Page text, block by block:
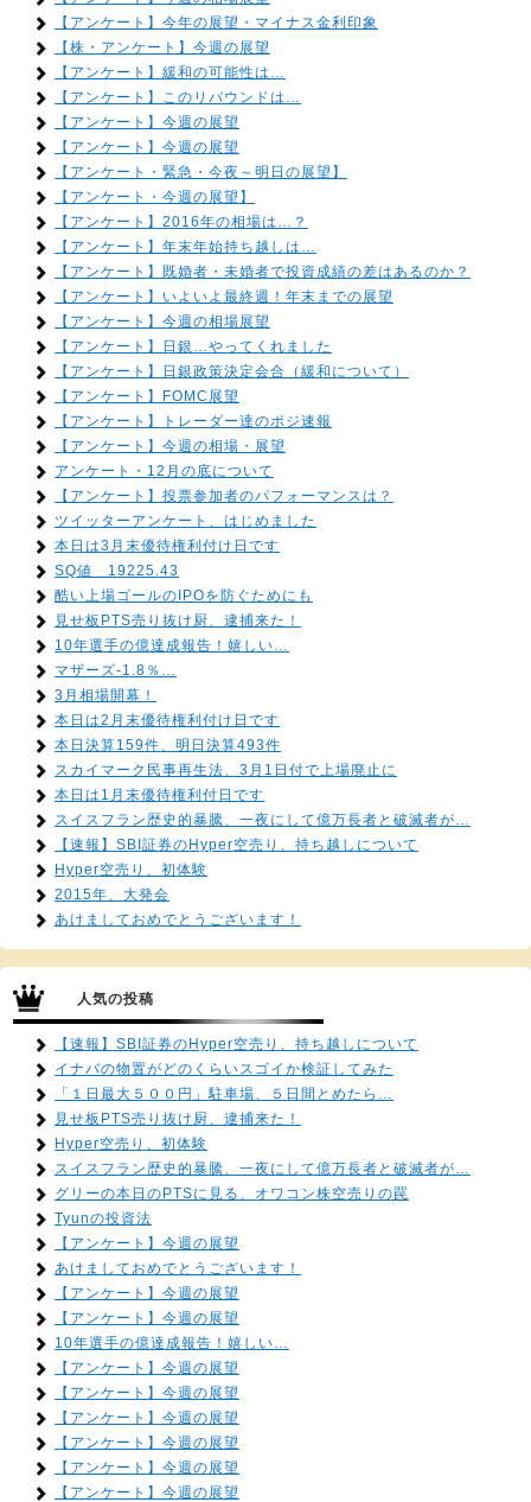
【アンケート】今年の展望・マイナス金利印象
【株・アンケート】今週の展望
【アンケート】緩和の可能性は…
【アンケート】このリバウンドは…
【アンケート】今週の展望
【アンケート】今週の展望
【アンケート・緊急・今夜～明日の展望】
【アンケート・今週の展望】
【アンケート】2016年の相場は…？
【アンケート】年末年始持ち越しは…
【アンケート】既婚者・未婚者で投資成績の差はあるのか？
【アンケート】いよいよ最終週！年末までの展望
【アンケート】今週の相場展望
【アンケート】日銀…やってくれました
【アンケート】日銀政策決定会合（緩和について）
【アンケート】FOMC展望
【アンケート】トレーダー達のポジ速報
【アンケート】今週の相場・展望
アンケート・12月の底について
【アンケート】投票参加者のパフォーマンスは？
ツイッターアンケート、はじめました
本日は3月末優待権利付け日です
SQ値 19225.43
酷い上場ゴールのIPOを防ぐためにも
見せ板PTS売り抜け厨、逮捕来た！
10年選手の億達成報告！嬉しい…
マザーズ-1.8％…
3月相場開幕！
本日は2月末優待権利付け日です
本日決算159件、明日決算493件
スカイマーク民事再生法、3月1日付で上場廃止に
本日は1月末優待権利付日です
スイスフラン歴史的暴騰、一夜にして億万長者と破滅者が…
【速報】SBI証券のHyper空売り、持ち越しについて
Hyper空売り、初体験
2015年、大発会
あけましておめでとうございます！
人気の投稿
【速報】SBI証券のHyper空売り、持ち越しについて
イナバの物置がどのくらいスゴイか検証してみた
「１日最大５００円」駐車場、５日間とめたら…
見せ板PTS売り抜け厨、逮捕来た！
Hyper空売り、初体験
スイスフラン歴史的暴騰、一夜にして億万長者と破滅者が…
グリーの本日のPTSに見る、オワコン株空売りの罠
Tyunの投資法
【アンケート】今週の展望
あけましておめでとうございます！
【アンケート】今週の展望
【アンケート】今週の展望
10年選手の億達成報告！嬉しい…
【アンケート】今週の展望
【アンケート】今週の展望
【アンケート】今週の展望
【アンケート】今週の展望
【アンケート】今週の展望
【アンケート】今週の展望